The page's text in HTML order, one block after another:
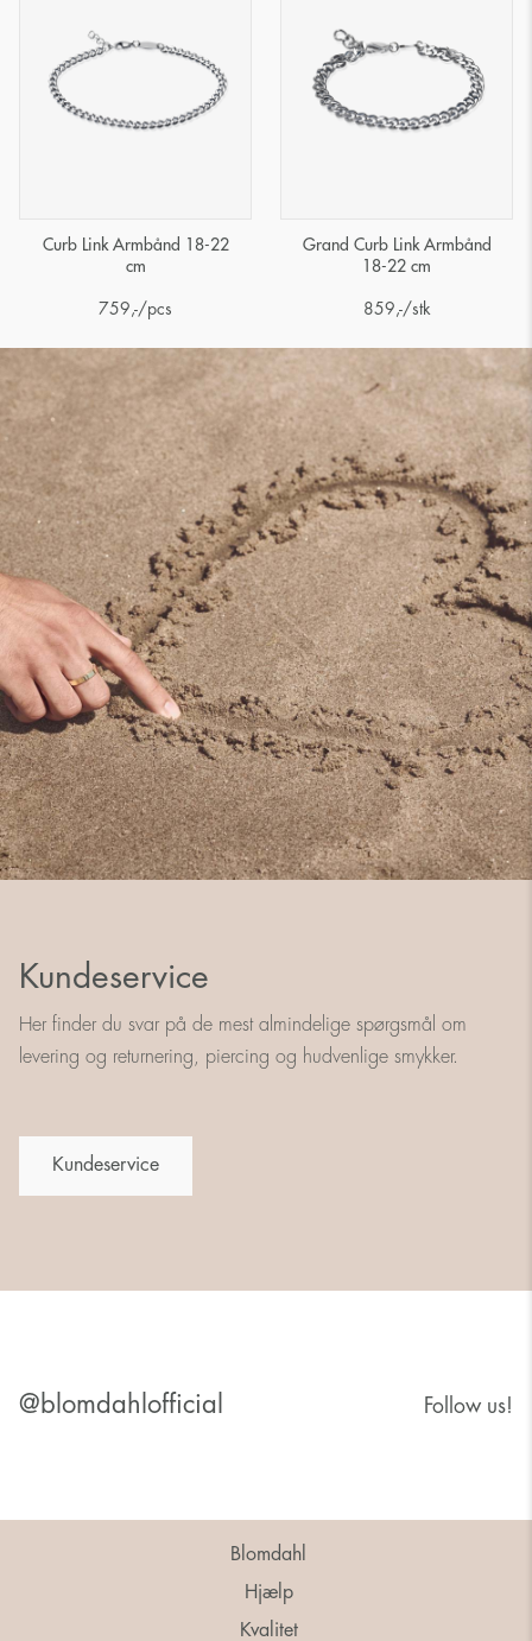
Curb Link Armbånd 18-22
cm
759 ,-/pcs
Grand Curb Link Armbånd
18-22 cm
859 ,-/stk
Kundeservice
Her finder du svar på de mest almindelige spørgsmål om
levering og returnering, piercing og hudvenlige smykker.
Kundeservice
@blomdahlofficial Follow us!
Blomdahl
Hjælp
Kvalitet